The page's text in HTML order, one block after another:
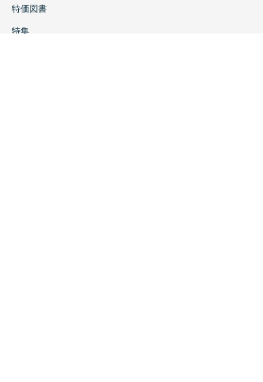
特価図書
特集